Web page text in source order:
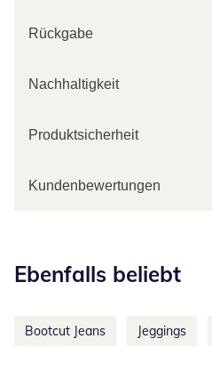
Rückgabe
Nachhaltigkeit
Produktsicherheit
Kundenbewertungen
Ebenfalls beliebt
Bootcut Jeans Jeggings